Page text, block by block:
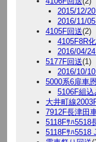
2015/12/
2016/11/
4105F回送(2)
4105F8R
2016/04/
5177F回送(1)
2016/10/
5000系6扉車
5106F組
大井町線
7912F長津田
5118Fｻﾊ5518
5118Fｻﾊ5518